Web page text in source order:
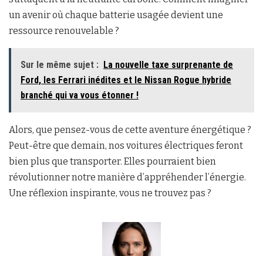
un avenir où chaque batterie usagée devient une
ressource renouvelable ?
Sur le même sujet : La nouvelle taxe surprenante de
Ford, les Ferrari inédites et le Nissan Rogue hybride
branché qui va vous étonner !
Alors, que pensez-vous de cette aventure énergétique ?
Peut-être que demain, nos voitures électriques feront
bien plus que transporter. Elles pourraient bien
révolutionner notre manière d’appréhender l’énergie.
Une réflexion inspirante, vous ne trouvez pas ?